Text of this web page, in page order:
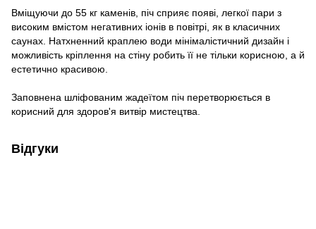
Вміщуючи до 55 кг каменів, піч сприяє появі, легкої пари з
високим вмістом негативних іонів в повітрі, як в класичних
саунах. Натхненний краплею води мінімалістичний дизайн і
можливість кріплення на стіну робить її не тільки корисною, а й
естетично красивою.
Заповнена шліфованим жадеїтом піч перетворюється в
корисний для здоров'я витвір мистецтва.
Відгуки